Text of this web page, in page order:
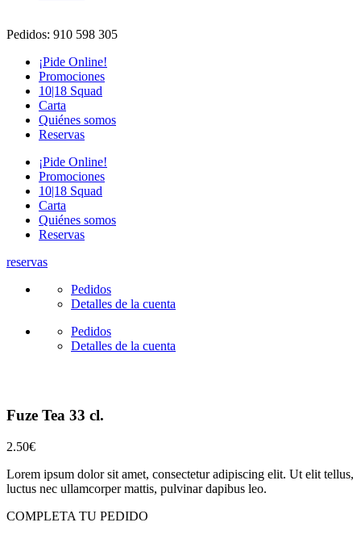
Pedidos: 910 598 305
¡Pide Online!
Promociones
10|18 Squad
Carta
Quiénes somos
Reservas
¡Pide Online!
Promociones
10|18 Squad
Carta
Quiénes somos
Reservas
reservas
Pedidos
Detalles de la cuenta
Pedidos
Detalles de la cuenta
Fuze Tea 33 cl.
2.50€
Lorem ipsum dolor sit amet, consectetur adipiscing elit. Ut elit tellus,
luctus nec ullamcorper mattis, pulvinar dapibus leo.
COMPLETA TU PEDIDO